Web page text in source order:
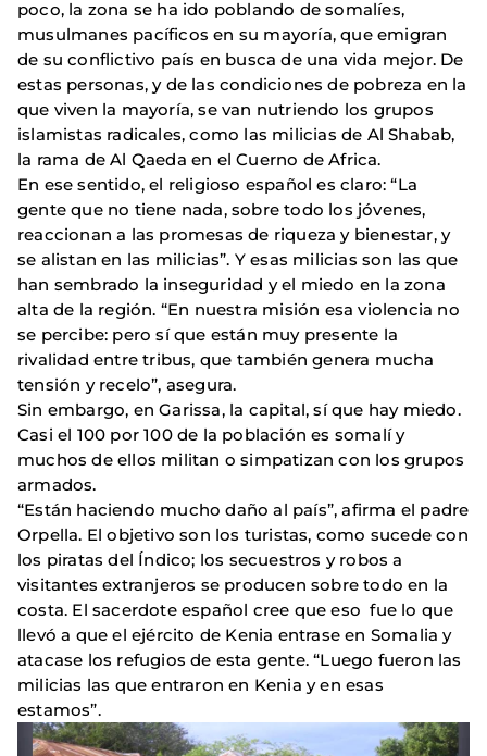
poco, la zona se ha ido poblando de somalíes,
musulmanes pacíficos en su mayoría, que emigran
de su conflictivo país en busca de una vida mejor. De
estas personas, y de las condiciones de pobreza en la
que viven la mayoría, se van nutriendo los grupos
islamistas radicales, como las milicias de Al Shabab,
la rama de Al Qaeda en el Cuerno de Africa.
En ese sentido, el religioso español es claro: “La
gente que no tiene nada, sobre todo los jóvenes,
reaccionan a las promesas de riqueza y bienestar, y
se alistan en las milicias”. Y esas milicias son las que
han sembrado la inseguridad y el miedo en la zona
alta de la región. “En nuestra misión esa violencia no
se percibe: pero sí que están muy presente la
rivalidad entre tribus, que también genera mucha
tensión y recelo”, asegura.
Sin embargo, en Garissa, la capital, sí que hay miedo.
Casi el 100 por 100 de la población es somalí y
muchos de ellos militan o simpatizan con los grupos
armados.
“Están haciendo mucho daño al país”, afirma el padre
Orpella. El objetivo son los turistas, como sucede con
los piratas del Índico; los secuestros y robos a
visitantes extranjeros se producen sobre todo en la
costa. El sacerdote español cree que eso fue lo que
llevó a que el ejército de Kenia entrase en Somalia y
atacase los refugios de esta gente. “Luego fueron las
milicias las que entraron en Kenia y en esas
estamos”.